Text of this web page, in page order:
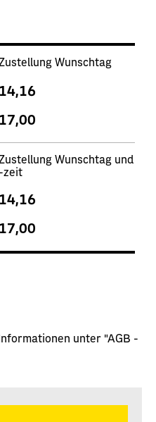
Wunschtag
14,16
17,00
Wunschtag und
-zeit
14,16
17,00
unter "AGB -